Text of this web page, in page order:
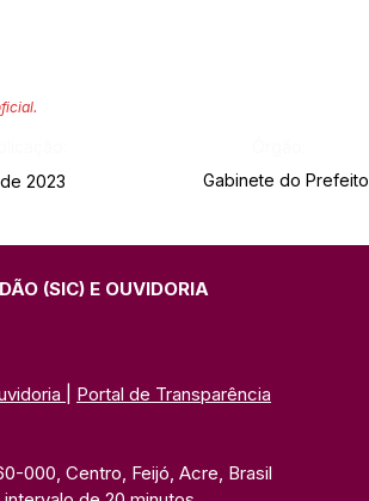
2023 Gabinete do Prefeito
(SIC) E OUVIDORIA
Portal de Transparência
000, Centro, Feijó, Acre, Brasil